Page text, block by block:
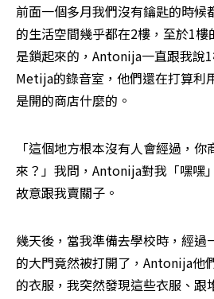
前面一個多月我們沒有鑰匙的時候
的生活空間幾乎都在2樓，至於1
是鎖起來的，Antonija一直跟我說
Metija的錄音室，他們還在打算利
是開的商店什麼的。
「這個地方根本沒有人會經過，
來？」我問，Antonija對我「嘿嘿
故意跟我賣關子。
幾天後，當我準備去學校時，經過
的大門竟然被打開了，Antonija他
的衣服，我突然發現這些衣服、跟